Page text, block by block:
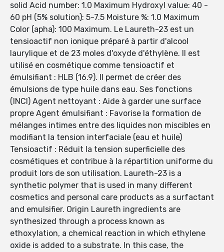
solid Acid number: 1.0 Maximum Hydroxyl value: 40 -
60 pH (5% solution): 5-7.5 Moisture %: 1.0 Maximum
Color (apha): 100 Maximum. Le Laureth-23 est un
tensioactif non ionique préparé à partir d'alcool
laurylique et de 23 moles d'oxyde d'éthylène. Il est
utilisé en cosmétique comme tensioactif et
émulsifiant : HLB (16.9). Il permet de créer des
émulsions de type huile dans eau. Ses fonctions
(INCI) Agent nettoyant : Aide à garder une surface
propre Agent émulsifiant : Favorise la formation de
mélanges intimes entre des liquides non miscibles en
modifiant la tension interfaciale (eau et huile)
Tensioactif : Réduit la tension superficielle des
cosmétiques et contribue à la répartition uniforme du
produit lors de son utilisation. Laureth-23 is a
synthetic polymer that is used in many different
cosmetics and personal care products as a surfactant
and emulsifier. Origin Laureth ingredients are
synthesized through a process known as
ethoxylation, a chemical reaction in which ethylene
oxide is added to a substrate. In this case, the